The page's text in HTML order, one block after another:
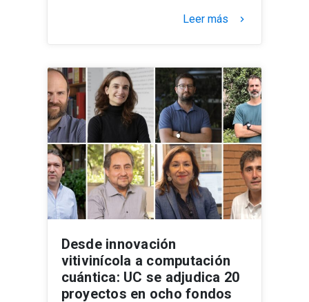
Leer más keyboard_arrow_right
Desde innovación
vitivinícola a computación
cuántica: UC se adjudica 20
proyectos en ocho fondos